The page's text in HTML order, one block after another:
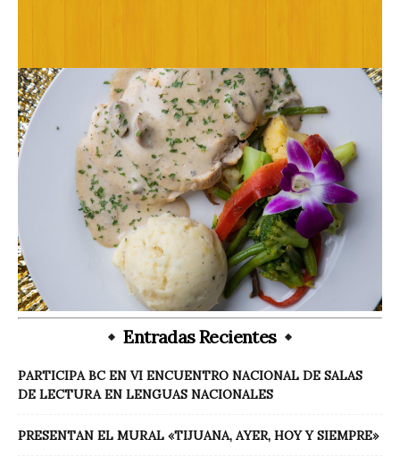
Entradas Recientes
PARTICIPA BC EN VI ENCUENTRO NACIONAL DE SALAS
DE LECTURA EN LENGUAS NACIONALES
PRESENTAN EL MURAL «TIJUANA, AYER, HOY Y SIEMPRE»